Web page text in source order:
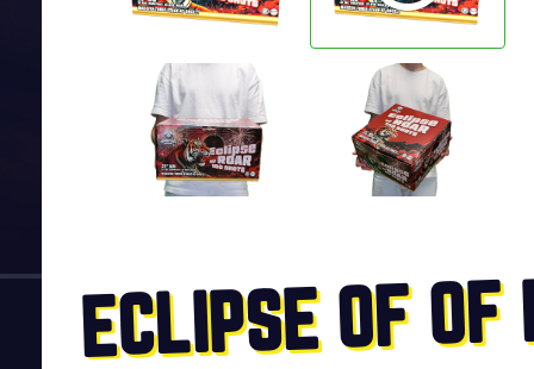
ECLIPSE OF OF